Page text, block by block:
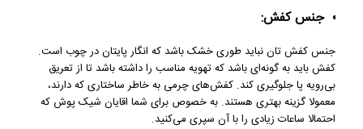
جنس کفش:
جنس کفش تان نباید طوری خشک باشد که انگار پایتان در چوب است.
کفش باید به گونه‌ای باشد که تهویه مناسب را داشته باشد تا از تعریق
بی‌رویه پا جلوگیری کند. کفش‌های چرمی به خاطر ساختاری که دارند،
معمولا گزینه بهتری هستند. به خصوص برای شما اقایان شیک پوش که
احتمالا ساعات زیادی را با آن سپری می‌کنید.